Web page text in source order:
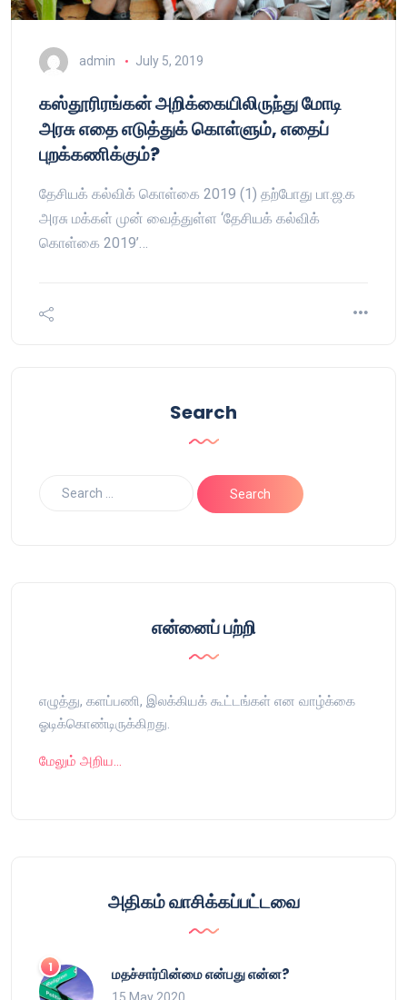
admin July 5, 2019
கஸ்தூரிரங்கன் அறிக்கையிலிருந்து மோடி
அரசு எதை எடுத்துக் கொள்ளும், எதைப்
புறக்கணிக்கும்?
தேசியக் கல்விக் கொள்கை 2019 (1) தற்போது பா.ஜ.க
அரசு மக்கள் முன் வைத்துள்ள ‘தேசியக் கல்விக்
கொள்கை 2019’…
Search
என்னைப் பற்றி
எழுத்து, களப்பணி, இலக்கியக் கூட்டங்கள் என வாழ்க்கை
ஓடிக்கொண்டிருக்கிறது.
மேலும் அறிய…
அதிகம் வாசிக்கப்பட்டவை
மதச்சார்பின்மை என்பது என்ன?